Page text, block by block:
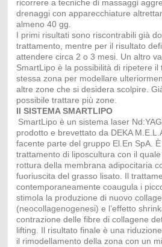
ricorrere a tecniche di massaggi
drenaggi con apparecchiature
almeno 40 gg.
I primi risultati sono riscontrabili già
trattamento, mentre per il risultato
attendere circa 2 o 3 mesi. Un altro
SmartLipo è la possibilità di ripetere
stessa zona per modellare
altre zone che si desidera scolpire.
possibile trattare più zone.
Il SISTEMA SMARTLIPO
SmartLipo è un sistema laser
prodotto e brevettato da DEKA
facente parte del gruppo El.En SpA.
trattamento di liposcultura con il quale
rottura della membrana adipocitaria
fuoriuscita del grasso lisato. Il
contemporaneamente coaugula i
stimola la produzione di nuovo
(neocollagenogenesi) e l’effetto
contrazione delle fibre di collagene
lifting. Il risultato finale è una
il rimodellamento della zona con un